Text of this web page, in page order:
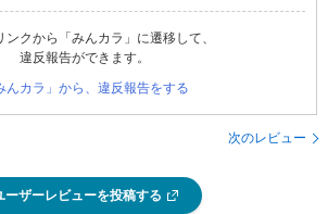
ンクから「みんカラ」に遷移して、
違反報告ができます。
んカラ」から、違反報告をする
次のレビュー
ーザーレビューを投稿する